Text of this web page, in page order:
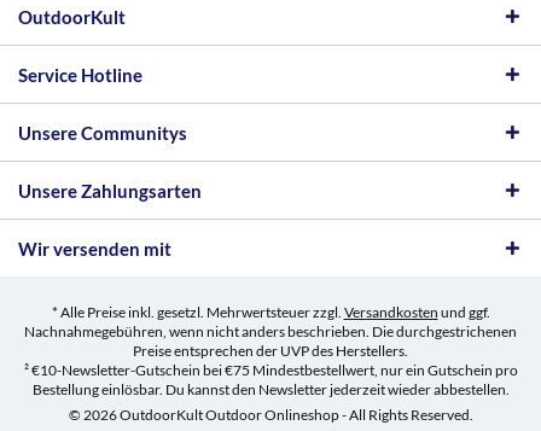
OutdoorKult
Service Hotline
Unsere Communitys
Unsere Zahlungsarten
Wir versenden mit
* Alle Preise inkl. gesetzl. Mehrwertsteuer zzgl. Versandkosten und ggf.
Nachnahmegebühren, wenn nicht anders beschrieben. Die durchgestrichenen
Preise entsprechen der UVP des Herstellers.
² €10-Newsletter-Gutschein bei €75 Mindestbestellwert, nur ein Gutschein pro
Bestellung einlösbar. Du kannst den Newsletter jederzeit wieder abbestellen.
© 2026 OutdoorKult Outdoor Onlineshop - All Rights Reserved.